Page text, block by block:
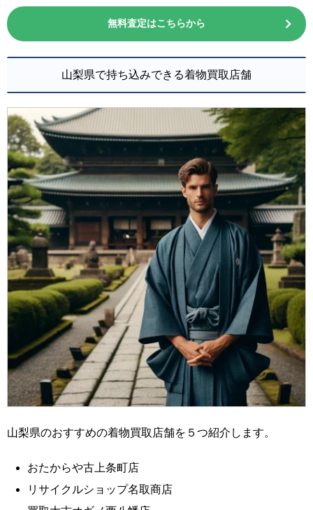
無料査定はこちらから
山梨県で持ち込みできる着物買取店舗
山梨県のおすすめの着物買取店舗を５つ紹介します。
おたからや古上条町店
リサイクルショップ名取商店